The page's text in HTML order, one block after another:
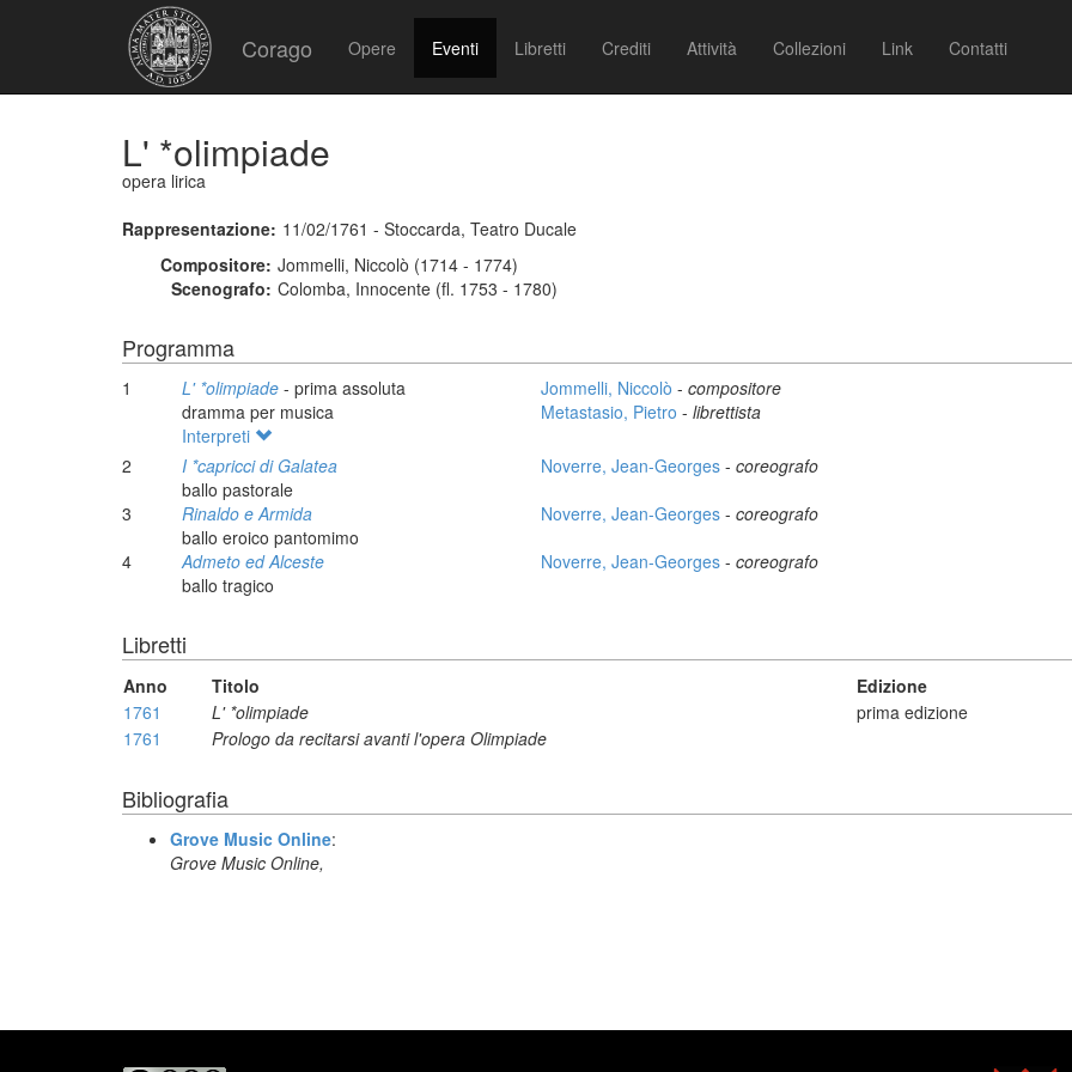
Corago Opere Eventi Libretti Crediti Attività Collezioni Link Contatti
L' *olimpiade
opera lirica
Rappresentazione: 11/02/1761 - Stoccarda, Teatro Ducale
Compositore: Jommelli, Niccolò (1714 - 1774)
Scenografo: Colomba, Innocente (fl. 1753 - 1780)
Programma
1 L' *olimpiade - prima assoluta
dramma per musica
Jommelli, Niccolò - compositore
Metastasio, Pietro - librettista
Interpreti
2
I *capricci di Galatea
ballo pastorale
Noverre, Jean-Georges - coreografo
3
Rinaldo e Armida
ballo eroico pantomimo
Noverre, Jean-Georges - coreografo
4
Admeto ed Alceste
ballo tragico
Noverre, Jean-Georges - coreografo
Libretti
Anno Titolo Edizione
1761
L' *olimpiade prima edizione
1761
Prologo da recitarsi avanti l'opera Olimpiade
Bibliografia
Grove Music Online:
Grove Music Online,